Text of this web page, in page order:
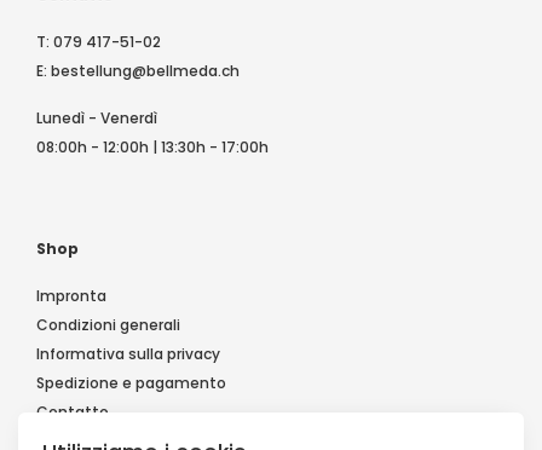
T: 079 417-51-02
E: bestellung@bellmeda.ch
Lunedì - Venerdì
08:00h - 12:00h | 13:30h - 17:00h
Shop
Impronta
Condizioni generali
Informativa sulla privacy
Spedizione e pagamento
Contatto